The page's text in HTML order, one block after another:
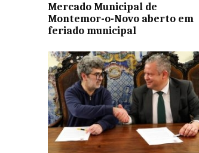
Mercado Municipal de
Montemor-o-Novo aberto em
feriado municipal